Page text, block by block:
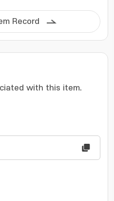
스턴스 특징의 최대 중요 인
데이터 분포를 재보정하는 단
하여 해당 의료 이미지의 레
함할 수 있다.
Record
with this item.